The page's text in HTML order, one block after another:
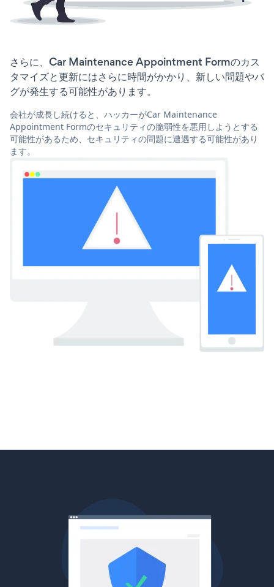
さらに、Car Maintenance Appointment Formのカス
タマイズと更新にはさらに時間がかかり、新しい問題やバ
グが発生する可能性があります。
会社が成長し続けると、ハッカーがCar Maintenance
Appointment Formのセキュリティの脆弱性を悪用しようとする
可能性があるため、セキュリティの問題に遭遇する可能性があり
ます。